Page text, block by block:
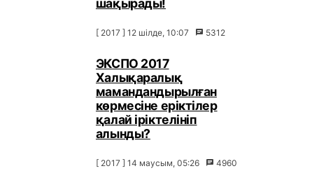
шақырады!
[ 2017 ] 12 шілде, 10:07 5312
ЭКСПО 2017
Халықаралық
мамандандырылған
көрмесіне еріктілер
қалай іріктелініп
алынды?
[ 2017 ] 14 маусым, 05:26 4960